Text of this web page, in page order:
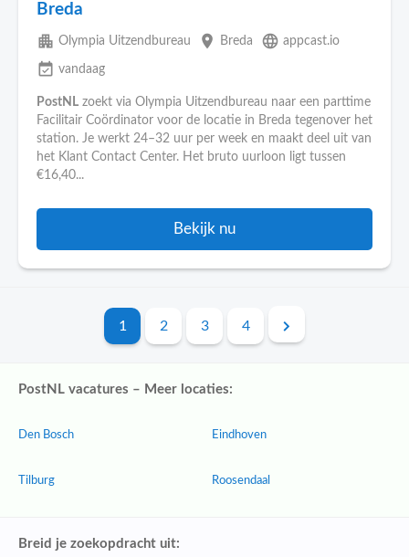
Breda
apartment Olympia Uitzendbureau place Breda language appcast.io
event_available vandaag
PostNL zoekt via Olympia Uitzendbureau naar een parttime
Facilitair Coördinator voor de locatie in Breda tegenover het
station. Je werkt 24–32 uur per week en maakt deel uit van
het Klant Contact Center. Het bruto uurloon ligt tussen
€16,40...
Bekijk nu
1 2 3 4
PostNL vacatures – Meer locaties:
Den Bosch
Tilburg
Eindhoven
Roosendaal
Breid je zoekopdracht uit: